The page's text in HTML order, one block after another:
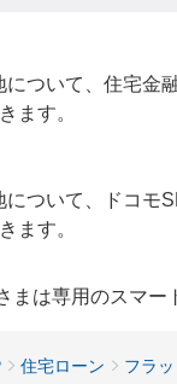
ついて、住宅金
ます。
ついて、ドコモ
ます。
は専用のスマー
住宅ローン フラ